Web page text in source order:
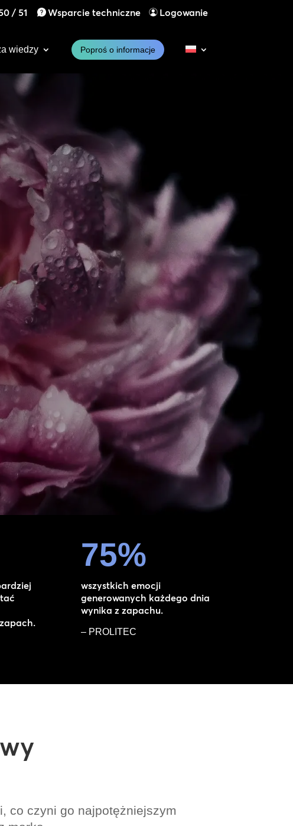
/ 51 Wsparcie techniczne Logowanie
wiedzy Poproś o informacje
75%
wszystkich emocji
generowanych każdego dnia
wynika z zapachu.
– PROLITEC
co czyni go najpotężniejszym